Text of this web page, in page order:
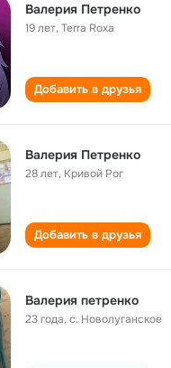
Валерия Петренко
19 лет,Terra Roxa
Добавить в друзья
Валерия Петренко
28 лет, Кривой Рог
Добавить в друзья
Валерия петренко
23 года,с. Новолуганское